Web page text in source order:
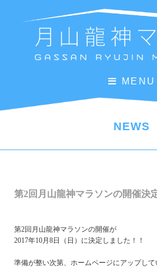
MENU
NEWS
第2回月山龍神マラソンの開催決
第2回月山龍神マラソンの開催が
2017年10月8日（日）に決定しました！！
準備が整い次第、ホームページにアップして